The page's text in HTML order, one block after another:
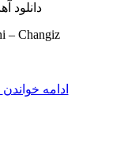
دانلود
– Changiz
ادامه خواندن